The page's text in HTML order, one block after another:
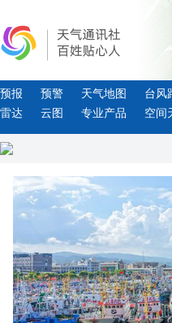
预报 预警 天气地图
台风
雷达
云图 专业产品 空间